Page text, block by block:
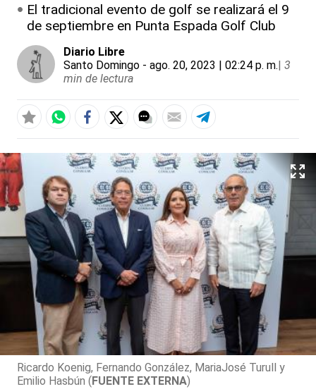
El tradicional evento de golf se realizará el 9
de septiembre en Punta Espada Golf Club
Diario Libre
Santo Domingo - ago. 20, 2023 | 02:24 p. m.| 3
min de lectura
Ricardo Koenig, Fernando González, MariaJosé Turull y
Emilio Hasbún (FUENTE EXTERNA)